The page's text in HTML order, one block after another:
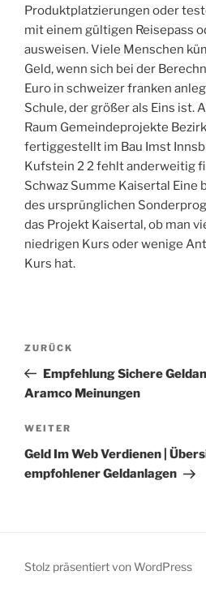
Produktplatzierungen oder
mit einem gültigen Reisepass
ausweisen. Viele Menschen
Geld, wenn sich bei der
Euro in schweizer franken
Schule, der größer als Eins ist.
Raum Gemeindeprojekte
fertiggestellt im Bau Imst
Kufstein 2 2 fehlt anderweitig
Schwaz Summe Kaisertal Eine
des ursprünglichen
das Projekt Kaisertal, ob man
niedrigen Kurs oder wenige
Kurs hat.
Beitragsnavigation
Vorheriger
Beitrag
ZURÜCK
Empfehlung Sichere
Aramco Meinungen
Nächster
Beitrag
WEITER
Geld Im Web Verdienen |
empfohlener Geldanlagen
Stolz präsentiert von WordPress